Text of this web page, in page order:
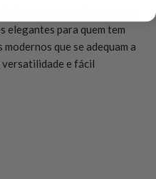
curtos para homens com
elegantes para quem tem
que se adequam a
versatilidade e fácil